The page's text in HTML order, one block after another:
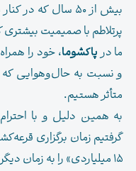
بیش از 50 سال
پرتلاطم با صمیمیت
ما درپاکشوما، خود را
و نسبت به حال‌وهوایی که
متأثر هستیم.
به همین دلیل و با
گرفتیم زمان برگزاری
۱۵ میلیاردی» را به زمان دیگری موکول کنیم.